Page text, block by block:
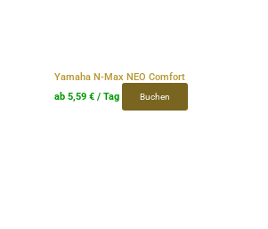
Yamaha N-Max NEO Comfort
ab 5,59 €/ Tag Buchen